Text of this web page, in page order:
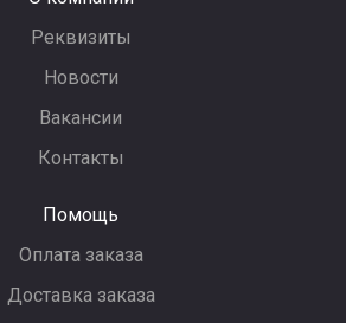
Реквизиты
Новости
Вакансии
Контакты
Помощь
Оплата заказа
Доставка заказа